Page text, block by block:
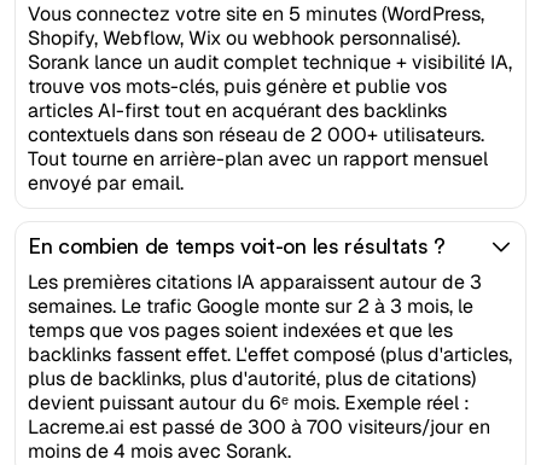
Vous connectez votre site en 5 minutes (WordPress,
Shopify, Webflow, Wix ou webhook personnalisé).
Sorank lance un audit complet technique + visibilité IA,
trouve vos mots-clés, puis génère et publie vos
articles AI-first tout en acquérant des backlinks
contextuels dans son réseau de 2 000+ utilisateurs.
Tout tourne en arrière-plan avec un rapport mensuel
envoyé par email.
En combien de temps voit-on les résultats ?
Les premières citations IA apparaissent autour de 3
semaines. Le trafic Google monte sur 2 à 3 mois, le
temps que vos pages soient indexées et que les
backlinks fassent effet. L'effet composé (plus d'articles,
plus de backlinks, plus d'autorité, plus de citations)
devient puissant autour du 6ᵉ mois. Exemple réel :
Lacreme.ai est passé de 300 à 700 visiteurs/jour en
moins de 4 mois avec Sorank.